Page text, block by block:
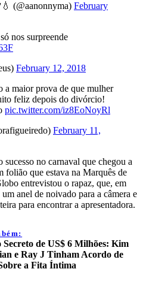
(@aanonnyma) February
nos surpreende
February 12, 2018
a maior prova de que mulher
feliz depois do divórcio!
pic.twitter.com/iz8EoNoyRl
February 11,
no carnaval que chegou a
folião que estava na Marquês de
entrevistou o rapaz, que, em
anel de noivado para a câmera e
para encontrar a apresentadora.
de US$ 6 Milhões: Kim
e Ray J Tinham Acordo de
a Fita Íntima